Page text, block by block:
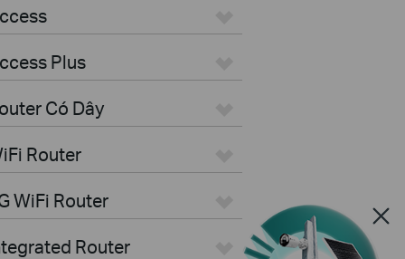
Plus
Có Dây
Router
WiFi Router
Router